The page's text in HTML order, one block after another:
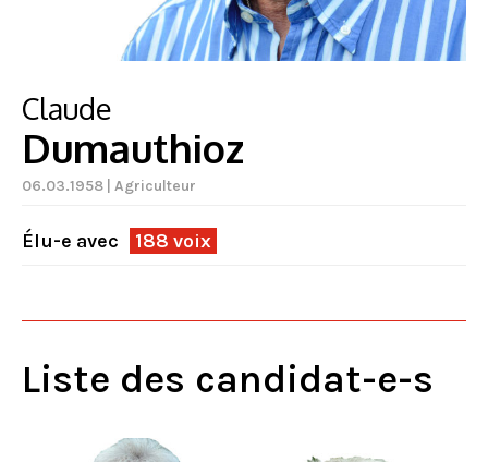
Claude
Dumauthioz
06.03.1958 | Agriculteur
Élu-e avec 188 voix
Liste des candidat-e-s